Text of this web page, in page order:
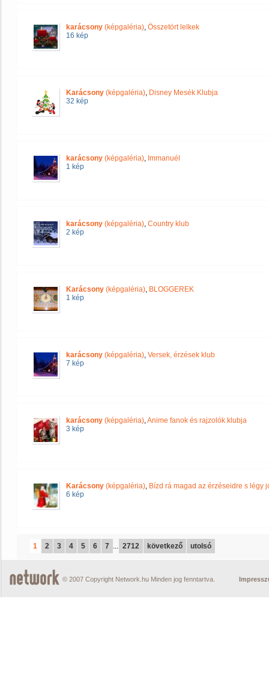
karácsony (képgaléria), Összetört lelkek
16 kép
Karácsony (képgaléria), Disney Mesék Klubja
32 kép
karácsony (képgaléria), Immanuél
1 kép
karácsony (képgaléria), Country klub
2 kép
Karácsony (képgaléria), BLOGGEREK
1 kép
karácsony (képgaléria), Versek, érzések klub
7 kép
karácsony (képgaléria),Anime fanok és rajzolók klubja
3 kép
Karácsony (képgaléria), Bízd rá magad az érzéseidre s légy
6 kép
1 2 3 4 5 6 7 ... 2712 következő utolsó
© 2007 Copyright Network.hu Minden jog fenntartva.